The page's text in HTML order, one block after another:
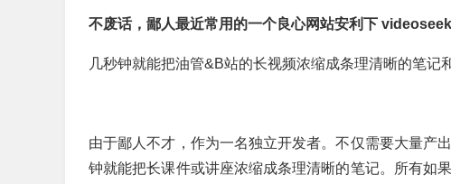
不废话，鄙人最近常用的一个良心网站安利下
几秒钟就能把油管&B站的长视频浓缩成条理清晰的笔记
由于鄙人不才，作为一名独立开发者。不仅需要大量产
钟就能把长课件或讲座浓缩成条理清晰的笔记。所有如